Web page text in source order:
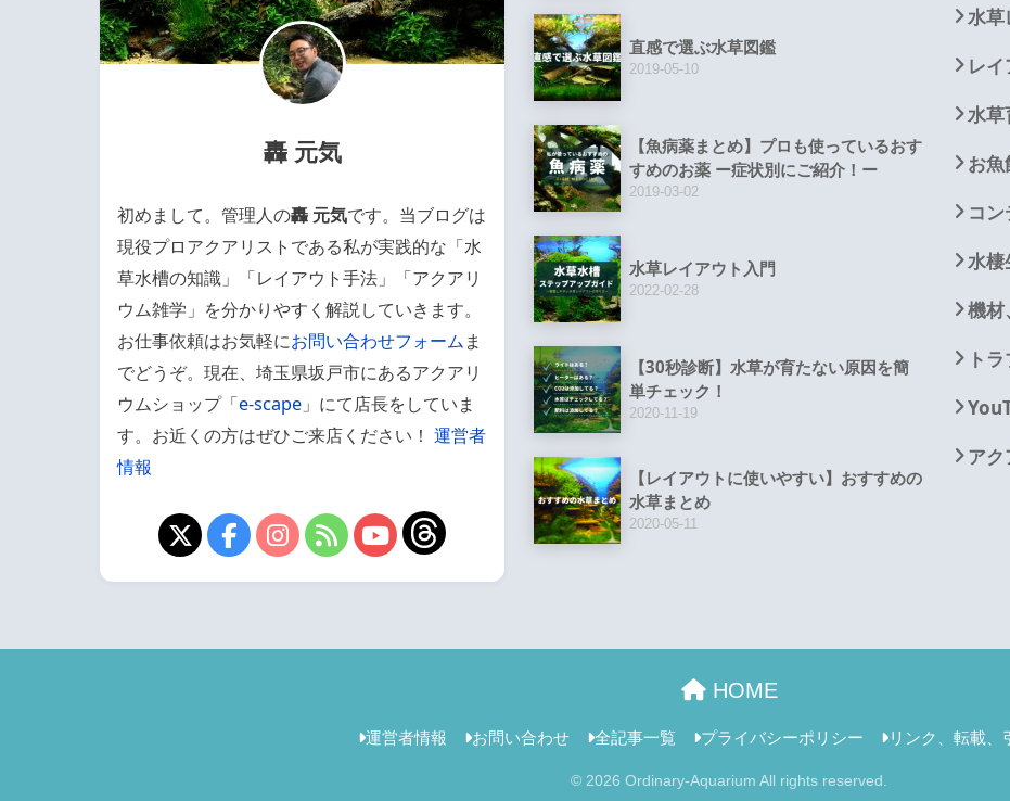
轟 元気
初めまして。管理人の轟 元気です。当ブログは
現役プロアクアリストである私が実践的な「水
草水槽の知識」「レイアウト手法」「アクアリ
ウム雑学」を分かりやすく解説していきます。
お仕事依頼はお気軽にお問い合わせフォームま
でどうぞ。現在、埼玉県坂戸市にあるアクアリ
ウムショップ「e-scape 」にて店長をしていま
す。お近くの方はぜひご来店ください！ 運営者
情報
直感で選ぶ水草図鑑
2019-05-10
【魚病薬まとめ】プロも使っているおす
すめのお薬 ー症状別にご紹介！ー
2019-03-02
水草レイアウト入門
2022-02-28
【30秒診断】水草が育たない原因を簡
単チェック！
2020-11-19
【レイアウトに使いやすい】おすすめの
水草まとめ
2020-05-11
水草
レ
水草
お魚
コン
水棲
機材
ト
ア
HOME
運営者情報 お問い合わせ 全記事一覧 プライバシーポリシー リンク、転載、
© 2026 Ordinary-Aquarium All rights reserved.